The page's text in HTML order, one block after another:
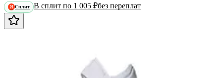
Я Сплит В сплит по 1 005 ₽без переплат